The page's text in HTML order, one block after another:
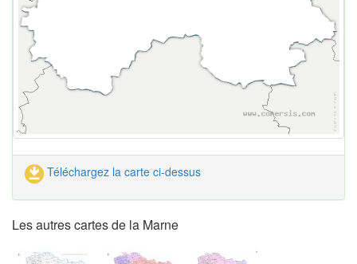
Téléchargez la carte ci-dessus
Les autres cartes de la Marne